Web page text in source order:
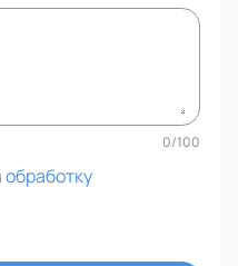
0/100
обработку